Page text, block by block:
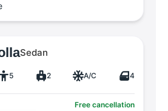
Sedan
5 2 A/C 4
Free cancellation